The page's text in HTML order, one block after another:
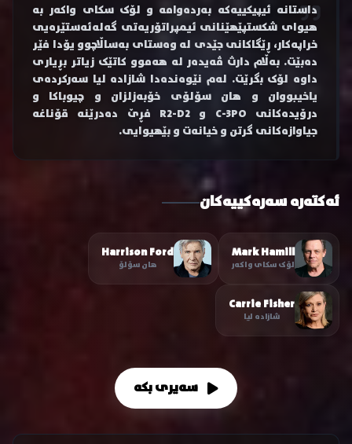
داستانە ئیپیکییەکە بەردەوامە و لۆک سکای واکەر بە
هیوای شکستپێهێنانی ئیمپراتۆریەتی گەلەئەستێرەیی
خراپەکار، ڕێگاکانی جێدی لە وەستای بەساڵاچوو یۆدا فێر
دەبێت. بەڵام دارث ڤەیدەر لە هەموو کاتێک زیاتر بڕیاری
داوە لۆک بگرێت. لەم نێوەندەدا شازادە لیا سەرکردەی
یاخیبووان و هان سۆلۆی خۆبەزلزان و چیوباکا و
درۆیدەکانی C-3PO و R2-D2 فڕێ دەدرێنە قۆناغە
جیاوازەکانی گرتن و خیانەت و بێهیوایی.
ئەکتەرە سەرەکییەکان
Mark Hamill
لۆک سکای واکەر
Harrison Ford
هان سۆلۆ
Carrie Fisher
شازادە لیا
سەیری بکە